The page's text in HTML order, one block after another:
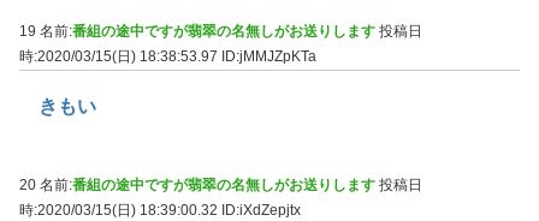
19 名前:番組の途中ですが翡翠の名無しがお送りします 投稿日
時:2020/03/15(日) 18:38:53.97 ID:jMMJZpKTa
きもい
20 名前:番組の途中ですが翡翠の名無しがお送りします 投稿日
時:2020/03/15(日) 18:39:00.32
ID:iXdZepjtx